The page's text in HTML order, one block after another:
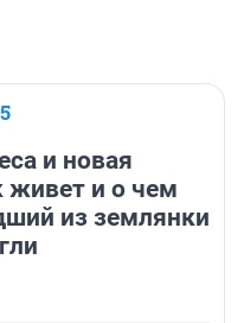
и новая
живет и о чем
из землянки